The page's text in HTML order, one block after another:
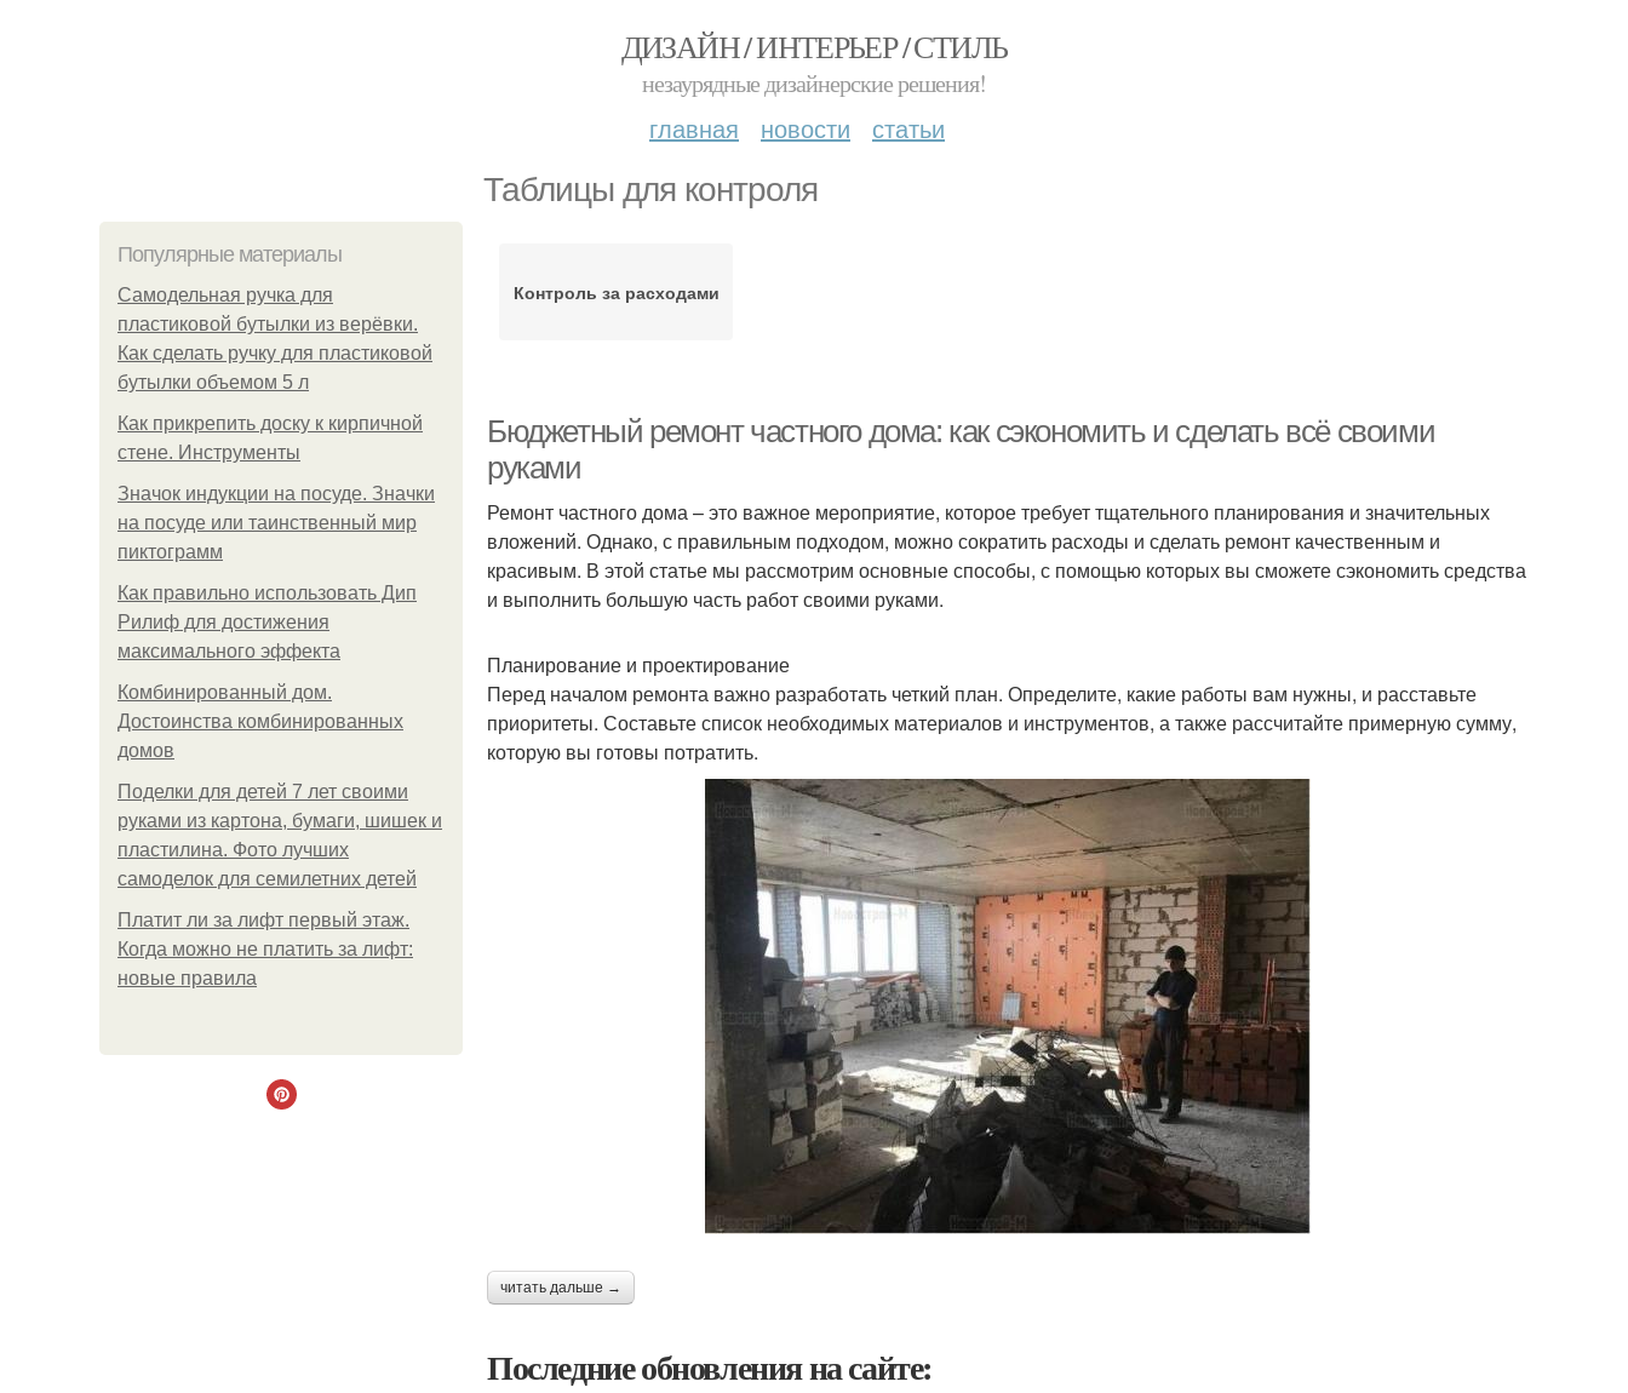
ДИЗАЙН / ИНТЕРЬЕР / СТИЛЬ
незаурядные дизайнерские решения!
главная новости статьи
Таблицы для контроля
Популярные материалы
Самодельная ручка для
пластиковой бутылки из верёвки.
Как сделать ручку для пластиковой
бутылки объемом 5 л
Как прикрепить доску к кирпичной
стене. Инструменты
Значок индукции на посуде. Значки
на посуде или таинственный мир
пиктограмм
Как правильно использовать Дип
Рилиф для достижения
максимального эффекта
Комбинированный дом.
Достоинства комбинированных
домов
Поделки для детей 7 лет своими
руками из картона, бумаги, шишек и
пластилина. Фото лучших
самоделок для семилетних детей
Платит ли за лифт первый этаж.
Когда можно не платить за лифт:
новые правила
Контроль за расходами
Бюджетный ремонт частного дома: как сэкономить и сделать всё своими
руками
Ремонт частного дома – это важное мероприятие, которое требует тщательного планирования и значительных
вложений. Однако, с правильным подходом, можно сократить расходы и сделать ремонт качественным и
красивым. В этой статье мы рассмотрим основные способы, с помощью которых вы сможете сэкономить средства
и выполнить большую часть работ своими руками.
Планирование и проектирование
Перед началом ремонта важно разработать четкий план. Определите, какие работы вам нужны, и расставьте
приоритеты. Составьте список необходимых материалов и инструментов, а также рассчитайте примерную сумму,
которую вы готовы потратить.
читать дальше →
Последние обновления на сайте: